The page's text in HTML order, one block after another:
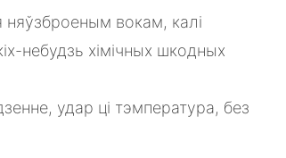
няўзброеным вокам, калі
небудзь хімічных шкодных
удар ці тэмпература, без